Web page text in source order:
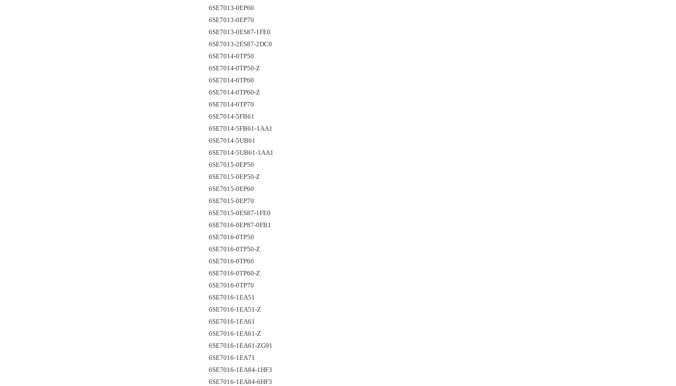
6SE7013-0EP60
6SE7013-0EP70
6SE7013-0ES87-1FE0
6SE7013-2ES87-2DC0
6SE7014-0TP50
6SE7014-0TP50-Z
6SE7014-0TP60
6SE7014-0TP60-Z
6SE7014-0TP70
6SE7014-5FB61
6SE7014-5FB61-1AA1
6SE7014-5UB61
6SE7014-5UB61-1AA1
6SE7015-0EP50
6SE7015-0EP50-Z
6SE7015-0EP60
6SE7015-0EP70
6SE7015-0ES87-1FE0
6SE7016-0EP87-0FB1
6SE7016-0TP50
6SE7016-0TP50-Z
6SE7016-0TP60
6SE7016-0TP60-Z
6SE7016-0TP70
6SE7016-1EA51
6SE7016-1EA51-Z
6SE7016-1EA61
6SE7016-1EA61-Z
6SE7016-1EA61-ZG91
6SE7016-1EA71
6SE7016-1EA84-1HF3
6SE7016-1EA84-6HF3